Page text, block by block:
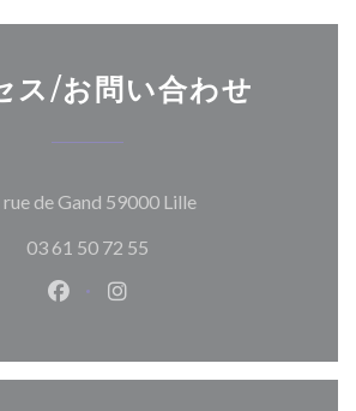
ス/お問い合わせ
rue de Gand 59000 Lille((新しいウィンド
03 61 50 72 55
Facebook ((新しいウィンドウ
Instagram ((新しいウィ